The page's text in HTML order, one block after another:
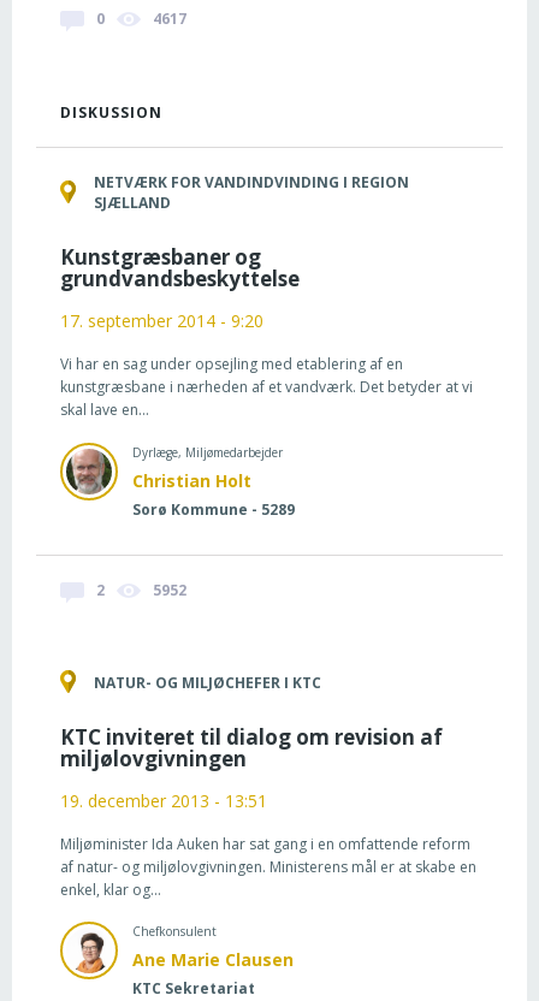
0 4617
DISKUSSION
NETVÆRK FOR VANDINDVINDING I REGION
SJÆLLAND
Kunstgræsbaner og
grundvandsbeskyttelse
17. september 2014 - 9:20
Vi har en sag under opsejling med etablering af en
kunstgræsbane i nærheden af et vandværk. Det betyder at vi
skal lave en...
Dyrlæge, Miljømedarbejder
Christian Holt
Sorø Kommune - 5289
2 5952
NATUR- OG MILJØCHEFER I KTC
KTC inviteret til dialog om revision af
miljølovgivningen
19. december 2013 - 13:51
Miljøminister Ida Auken har sat gang i en omfattende reform
af natur- og miljølovgivningen. Ministerens mål er at skabe en
enkel, klar og...
Chefkonsulent
Ane Marie Clausen
KTC Sekretariat